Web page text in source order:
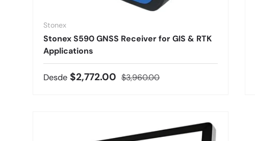
Stonex
Stonex S590 GNSS Receiver for GIS & RTK
Applications
Precio de venta
Desde $2,772.00 Precio normal
$3,960.00